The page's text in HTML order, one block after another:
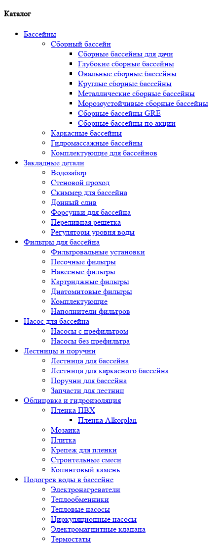
Каталог
Бассейны
Сборный бассейн
Сборные бассейны для дачи
Глубокие сборные бассейны
Овальные сборные бассейны
Круглые сборные бассейны
Металлические сборные бассейны
Морозоустойчивые сборные бассейны
Сборные бассейны GRE
Сборные бассейны по акции
Каркасные бассейны
Гидромассажные бассейны
Комплектующие для бассейнов
Закладные детали
Водозабор
Стеновой проход
Скиммер для бассейна
Донный слив
Форсунки для бассейна
Переливная решетка
Регуляторы уровня воды
Фильтры для бассейна
Фильтровальные установки
Песочные фильтры
Навесные фильтры
Картриджные фильтры
Диатомитовые фильтры
Комплектующие
Наполнители фильтров
Насос для бассейна
Насосы с префильтром
Насосы без префильтра
Лестницы и поручни
Лестница для бассейна
Лестница для каркасного бассейна
Поручни для бассейна
Запчасти для лестниц
Облицовка и гидроизоляция
Пленка ПВХ
Пленка Alkorplan
Мозаика
Плитка
Крепеж для пленки
Строительные смеси
Копинговый камень
Подогрев воды в бассейне
Электронагреватели
Теплообменники
Тепловые насосы
Циркуляционные насосы
Электромагнитные клапана
Термостаты